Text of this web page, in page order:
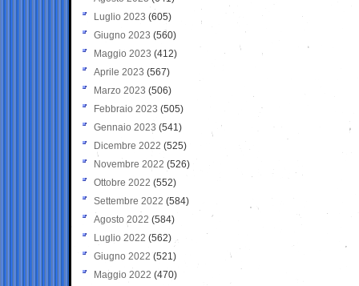
Luglio 2023 (605)
Giugno 2023 (560)
Maggio 2023 (412)
Aprile 2023 (567)
Marzo 2023 (506)
Febbraio 2023 (505)
Gennaio 2023 (541)
Dicembre 2022 (525)
Novembre 2022 (526)
Ottobre 2022 (552)
Settembre 2022 (584)
Agosto 2022 (584)
Luglio 2022 (562)
Giugno 2022 (521)
Maggio 2022 (470)